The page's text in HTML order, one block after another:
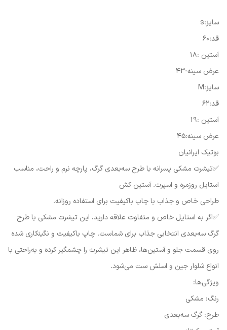
سایز:s
قد:60
آستین :18
عرض سینه-43
سایز:M
قد:62
آستین :19
عرض سینه:45
بوتیک ایرانیان
✅تیشرت مشکی پسرانه با طرح سه‌بعدی گرگ، پارچه نرم و راحت، مناسب
استایل روزمره و اسپرت. آستین کش
طراحی خاص و جذاب با چاپ باکیفیت برای استفاده روزانه.
✅اگر به استایل خاص و متفاوت علاقه دارید، این تیشرت مشکی با طرح
گرگ سه‌بعدی انتخابی جذاب برای شماست. چاپ باکیفیت و نگینکاری شده
روی قسمت جلو و آستین‌ها، ظاهر این تیشرت را چشمگیر کرده و به‌راحتی با
انواع شلوار جین و اسلش ست می‌شود.
ویژگی‌ها:
رنگ: مشکی
طرح: گرگ سه‌بعدی